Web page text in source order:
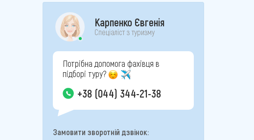
Карпенко Євгенія
Спеціаліст з туризму
Потрібна допомога фахівця в
підборі туру?
+38 (044) 344-21-38
Замовити зворотній дзвінок: